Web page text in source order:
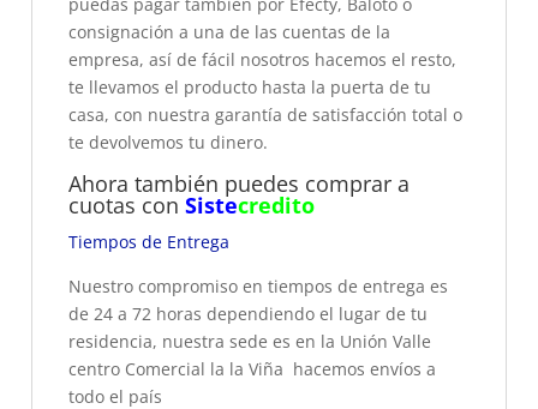
consignación a una de las cuentas de la
empresa, así de fácil nosotros hacemos el resto,
te llevamos el producto hasta la puerta de tu
casa, con nuestra garantía de satisfacción total o
te devolvemos tu dinero.
Ahora también puedes comprar a
cuotas con Sistecredito
Tiempos de Entrega
Nuestro compromiso en tiempos de entrega es
de 24 a 72 horas dependiendo el lugar de tu
residencia, nuestra sede es en la Unión Valle
centro Comercial la la Viña hacemos envíos a
todo el país